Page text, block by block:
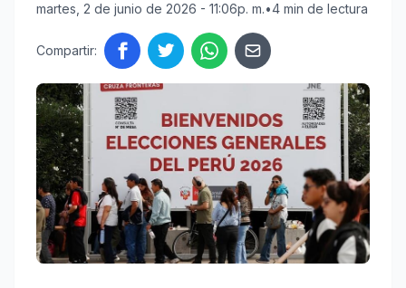
martes, 2 de junio de 2026 - 11:06p. m.•4 min de lectura
Compartir: